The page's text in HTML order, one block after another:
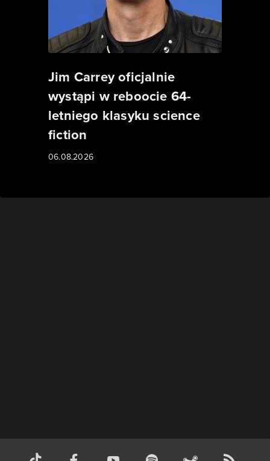
Jim Carrey oficjalnie
wystąpi w reboocie 64-
letniego klasyku science
fiction
06.08.2026